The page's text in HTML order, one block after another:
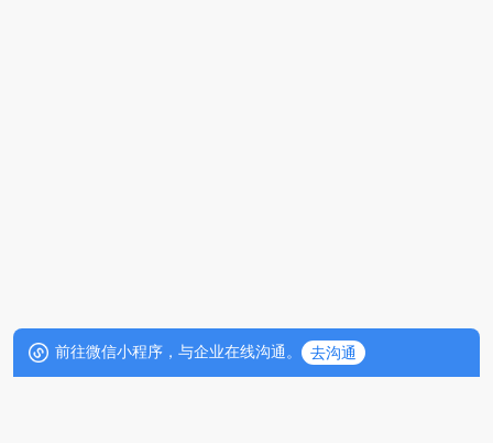
前往微信小程序，与企业在线沟通。 去沟通